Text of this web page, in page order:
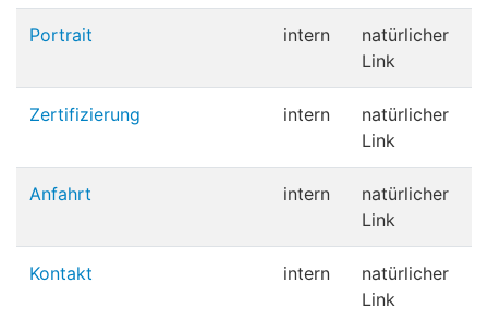
Portrait intern
natürlicher
Link
Zertifizierung intern
natürlicher
Link
Anfahrt intern
natürlicher
Link
Kontakt intern
natürlicher
Link